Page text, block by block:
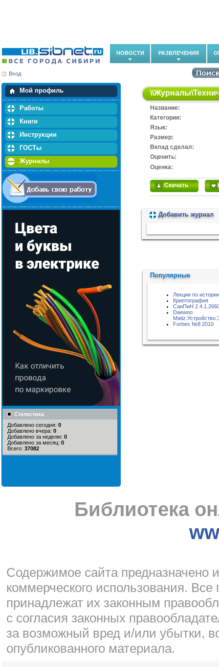
НОВОСТИ РАЗВЛЕЧЕНИЯ
Вход
Мой профиль
Мои закладки
Работы
Книги
Инструкции
ГОСТы
Журналы
Статистика
Добавлено сегодня: 0
Добавлено вчера: 0
Добавлено за неделю: 0
Добавлено за месяц: 0
Всего: 37082
\\Журналы\
Название:
Категория:
Язык:
Размер:
Вклад сделал:
Оценить:
Оценка:
Скачать
Добавить журнал
Популярные
Лекции по
Криптография
СанПиН
Daewoo
Forbes №8 2010
Библиотека
Cодержимое сайта предназначено
коммерческого использования.
принадлежат их законным
с согласия законных
за возможный вред и/или убытки,
опубликованного материала.